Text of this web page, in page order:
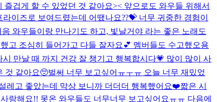
겁게 할 수 있었던 것 같아요>< 앞으로도 와우들 위해서
이즈로 보여드렸는데 어땠나요??💝 너무 귀중한 경험이
와우들이랑 만나기도 하고, 빛날거야 라는 좋은 노래도
고 조심히 들어가고 다들 잘자요💕 멤버들도 수고했오용
만날 때 까지 건강 잘 챙기고 행복합시다💗 많이 많이 사
같아요🥺벌써 너무 보고싶어ㅠㅜㅠ 오늘 너무 재밌었
레고 좋았는데 막상 보니까 더더더 행복했어요❤️짧은 시
랑해요!! 못온 와우들도 너무너무 보고싶어요ㅠㅠ 다음에